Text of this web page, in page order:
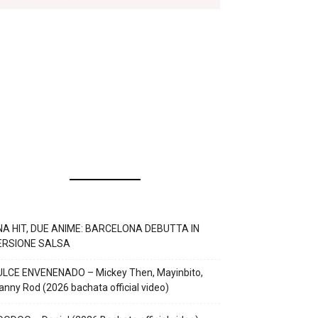
HIT, DUE ANIME: BARCELONA DEBUTTA IN
SALSA
ENVENENADO – Mickey Then, Mayinbito,
Rod (2026 bachata official video)